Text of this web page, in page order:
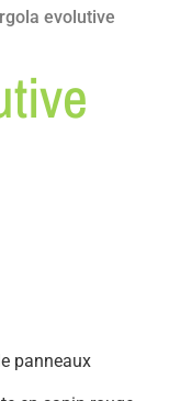
evolutive
panneaux